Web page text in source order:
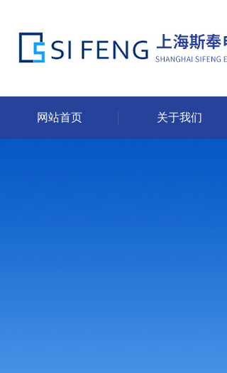
网站首页 关于我们